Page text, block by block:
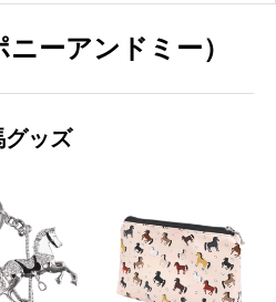
ーアンドミー）
グッズ